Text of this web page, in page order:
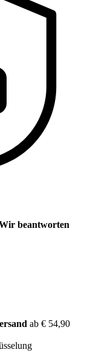
beantworten
ab € 54,90